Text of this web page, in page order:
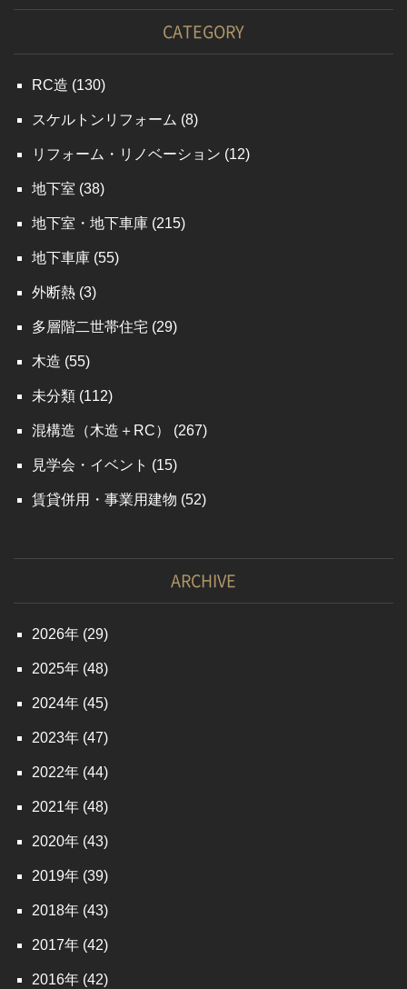
CATEGORY
RC造 (130)
スケルトンリフォーム (8)
リフォーム・リノベーション (12)
地下室 (38)
地下室・地下車庫 (215)
地下車庫 (55)
外断熱 (3)
多層階二世帯住宅 (29)
木造 (55)
未分類 (112)
混構造（木造＋RC） (267)
見学会・イベント (15)
賃貸併用・事業用建物 (52)
ARCHIVE
2026 (29)
2025 (48)
2024 (45)
2023 (47)
2022 (44)
2021 (48)
2020 (43)
2019 (39)
2018 (43)
2017 (42)
2016 (42)